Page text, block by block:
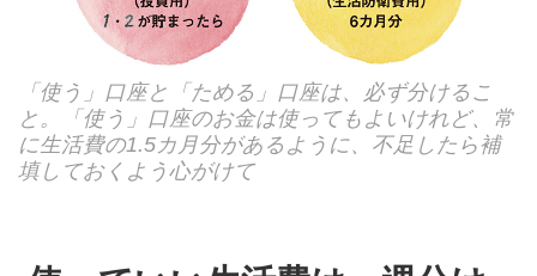
「使う」口座と「ためる」口座は、必ず分けるこ
と。「使う」口座のお金は使ってもよいけれど、常
に生活費の1.5カ月分があるように、不足したら補
填しておくよう心がけて